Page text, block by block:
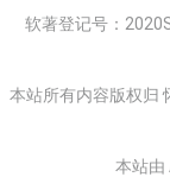
软著登记号：
本站所有内容版权归
本站由